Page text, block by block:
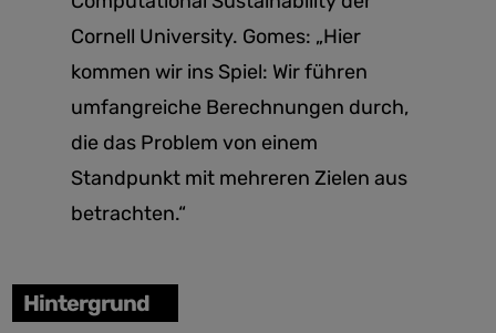
Cornell University. Gomes: „Hier
kommen wir ins Spiel: Wir führen
umfangreiche Berechnungen durch,
die das Problem von einem
Standpunkt mit mehreren Zielen aus
betrachten.“
Hintergrund